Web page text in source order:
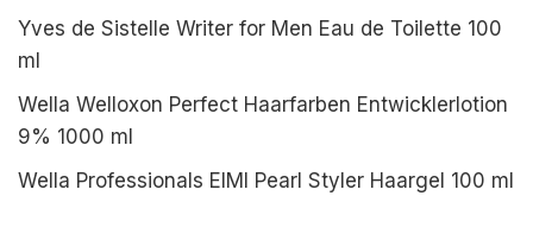
Yves de Sistelle Writer for Men Eau de Toilette 100
ml
Wella Welloxon Perfect Haarfarben Entwicklerlotion
9% 1000 ml
Wella Professionals EIMI Pearl Styler Haargel 100 ml